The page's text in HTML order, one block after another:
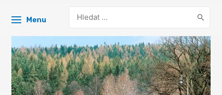
Menu
for: